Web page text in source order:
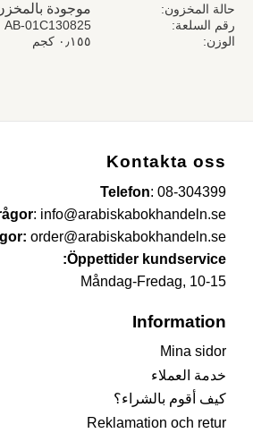
حالة المخزون موجودة
رقم السلعة
AB-01C130825
الوزن
٠٫١٥٥ كجم
Kontakta oss
Telefon: 08-304399
: info@arabiskabokhandeln.se
order@arabiskabokhandeln.se
Öppettider kundservice:
Måndag-Fredag, 10-15
Information
Mina sidor
خدمة العملاء
كيف أقوم بالشراء؟
Reklamation och retur